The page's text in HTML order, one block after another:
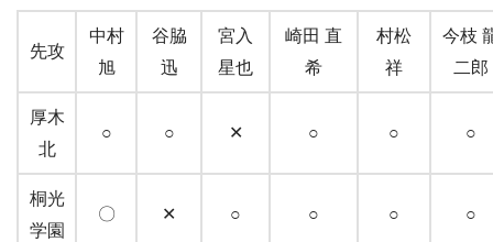
先攻
中村
旭
谷脇
迅
宮入
星也
崎田 直
希
村松
祥
今枝
二郎
厚木
北
○ ○ ✕ ○ ○ ○
桐光
学園
〇 ✕ ○ ○ ○ ○